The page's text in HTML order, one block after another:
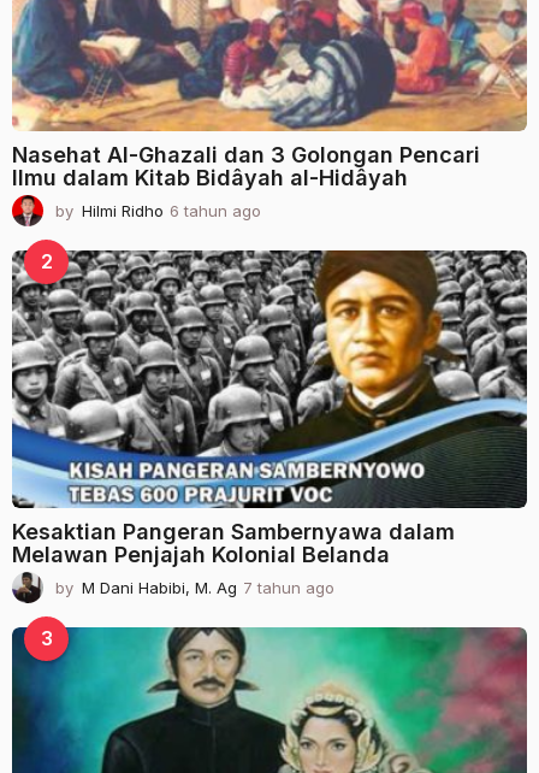
Nasehat Al-Ghazali dan 3 Golongan Pencari
Ilmu dalam Kitab Bidâyah al-Hidâyah
by Hilmi Ridho 6 tahun ago
a
h
u
n
a
g
o
2
Kesaktian Pangeran Sambernyawa dalam
Melawan Penjajah Kolonial Belanda
by M Dani Habibi, M. Ag 7 tahun ago
a
u
n
a
g
o
3